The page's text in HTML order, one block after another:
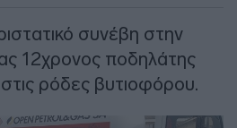
συνέβη στην
12χρονος ποδηλάτης
ρόδες βυτιοφόρου.